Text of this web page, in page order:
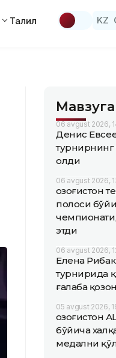
Таҳлил KZ
06 avgust 2026,
Денис
турнирнинг
олди
06 avgust 2026,
Қозоғистон
полоси
этди
06 avgust 2026,
Елена
турнирида
ғалаба
05 avgust 2026,
Қозоғистон
бўйича
медални